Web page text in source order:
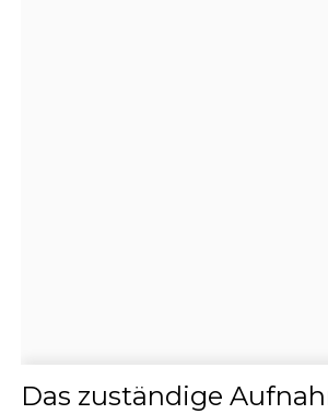
Das zuständige